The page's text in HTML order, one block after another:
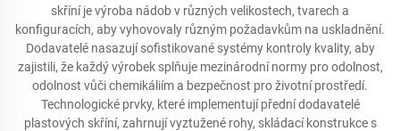
skříní je výroba nádob v různých velikostech, tvarech a
konfiguracích, aby vyhovovaly různým požadavkům na uskladnění.
Dodavatelé nasazují sofistikované systémy kontroly kvality, aby
zajistili, že každý výrobek splňuje mezinárodní normy pro odolnost,
odolnost vůči chemikáliím a bezpečnost pro životní prostředí.
Technologické prvky, které implementují přední dodavatelé
plastových skříní, zahrnují vyztužené rohy, skládací konstrukce s